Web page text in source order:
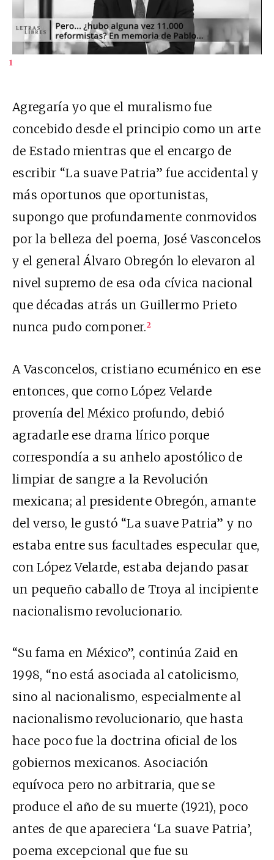
1
Agregaría yo que el muralismo fue
concebido desde el principio como un arte
de Estado mientras que el encargo de
escribir “La suave Patria” fue accidental y
más oportunos que oportunistas,
supongo que profundamente conmovidos
por la belleza del poema, José Vasconcelos
y el general Álvaro Obregón lo elevaron al
nivel supremo de esa oda cívica nacional
que décadas atrás un Guillermo Prieto
nunca pudo componer.2
A Vasconcelos, cristiano ecuménico en ese
entonces, que como López Velarde
provenía del México profundo, debió
agradarle ese drama lírico porque
correspondía a su anhelo apostólico de
limpiar de sangre a la Revolución
mexicana; al presidente Obregón, amante
del verso, le gustó “La suave Patria” y no
estaba entre sus facultades especular que,
con López Velarde, estaba dejando pasar
un pequeño caballo de Troya al incipiente
nacionalismo revolucionario.
“Su fama en México”, continúa Zaid en
1998, “no está asociada al catolicismo,
sino al nacionalismo, especialmente al
nacionalismo revolucionario, que hasta
hace poco fue la doctrina oficial de los
gobiernos mexicanos. Asociación
equívoca pero no arbitraria, que se
produce el año de su muerte (1921), poco
antes de que apareciera ‘La suave Patria’,
poema excepcional que fue su